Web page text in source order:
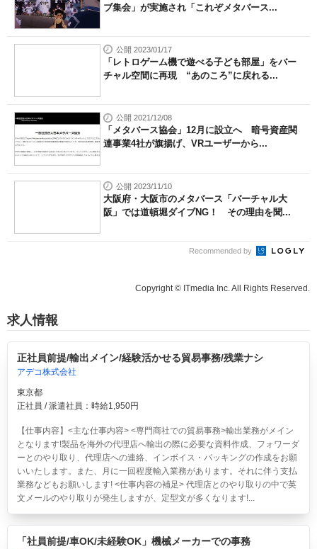
ブ集会」が実施され「これぞメタバース...
公開 2023/01/17
「レトロゲーム機で遊べる子ども部屋」をバー
チャル空間に再現 “あのころ”に戻れる...
公開 2021/12/08
「メタバース協会」12月に設立へ 暗号資産関
連事業4社が旗揚げ、VRユーザーから...
公開 2023/11/10
大阪府・大阪市のメタバース「バーチャル大
阪」では道頓堀ダイブNG！ その理由を聞...
Recommended by
Copyright © ITmedia Inc. All Rights Reserved.
求人情報
正社員前提/輸出メイン/経験活かせる貿易事務/残業ナシ
アデコ株式会社
東京都
正社員 / 派遣社員：時給1,950円
【仕事内容】<主な仕事内容> <専門商社での貿易事務>輸出業務がメイン
となります!製品を海外の代理店へ輸出の際に必要な資料作成、フォワーダ
ーとのやり取り、代理店への連絡、インボイス・パッキングの作成をお願
いいたします。また、月に一回程度輸入業務があります。それに伴う支払
業務などもお願いします! <仕事内容の補足> 代理店とのやり取りの中で英
文メールのやり取りが発生しますが、定型文が多くなります!...
「社員前提/車OK/未経験OK」機械メーカーでの事務